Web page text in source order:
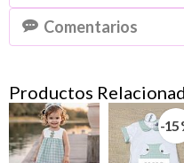
Comentarios
Productos
-15